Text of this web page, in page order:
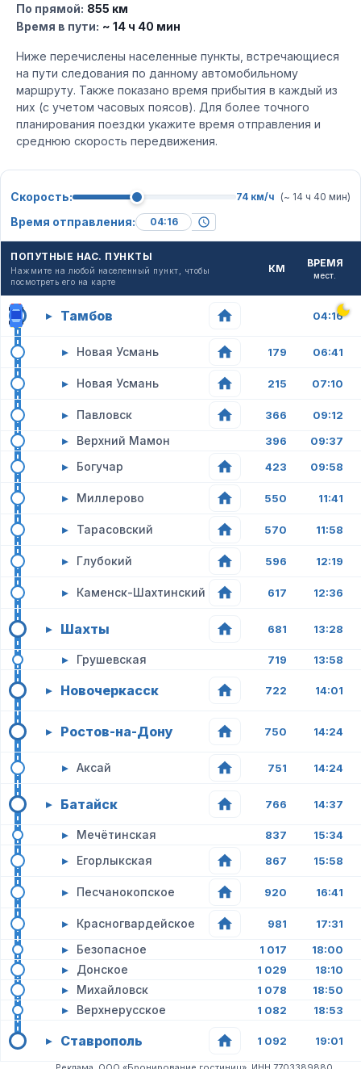
По прямой: 855 км
Время в пути: ~ 14 ч 40 мин
Ниже перечислены населенные пункты, встречающиеся
на пути следования по данному автомобильному
маршруту. Также показано время прибытия в каждый из
них (с учетом часовых поясов). Для более точного
планирования поездки укажите время отправления и
среднюю скорость передвижения.
Скорость: 74 км/ч (~ 14 ч 40 мин)
Время отправления:
ПОПУТНЫЕ НАС. ПУНКТЫ
Нажмите на любой населенный пункт, чтобы
посмотреть его на карте
КМ ВРЕМЯ
мест.
▸ Тамбов 04:16
▸ Новая Усмань 179 06:41
▸ Новая Усмань 215 07:10
▸ Павловск 366 09:12
▸ Верхний Мамон 396 09:37
▸ Богучар 423 09:58
▸ Миллерово 550 11:41
▸ Тарасовский 570 11:58
▸ Глубокий 596 12:19
▸ Каменск-Шахтинский 617 12:36
▸ Шахты 681 13:28
▸ Грушевская 719 13:58
▸ Новочеркасск 722 14:01
▸ Ростов-на-Дону 750 14:24
▸ Аксай 751 14:24
▸ Батайск 766 14:37
▸ Мечётинская 837 15:34
▸ Егорлыкская 867 15:58
▸ Песчанокопское 920 16:41
▸ Красногвардейское 981 17:31
▸ Безопасное 1 017 18:00
▸ Донское 1 029 18:10
▸ Михайловск 1 078 18:50
▸ Верхнерусское 1 082 18:53
▸ Ставрополь 1 092 19:01